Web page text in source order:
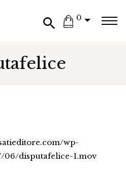
0
wp-
06/disputafelice-1.mov